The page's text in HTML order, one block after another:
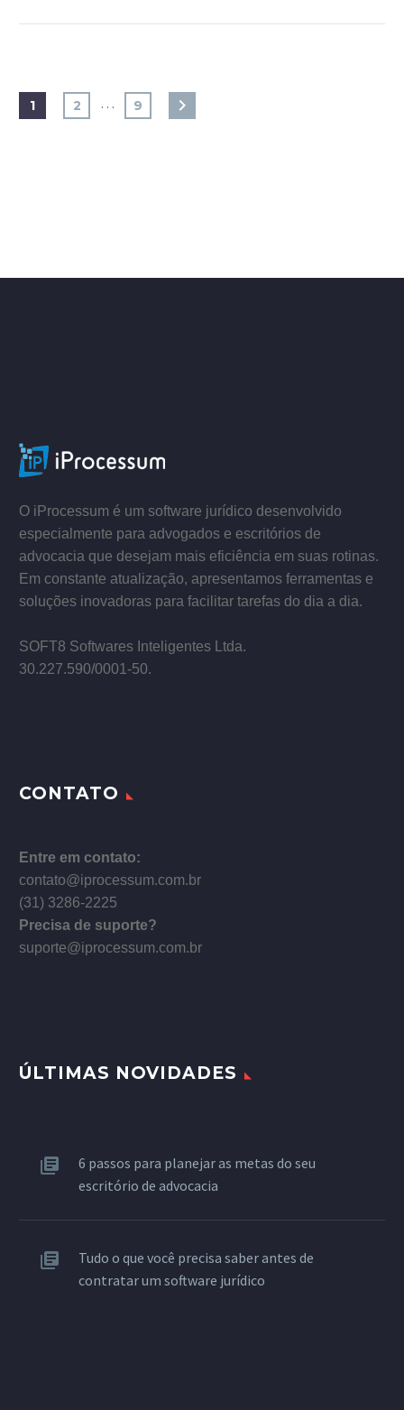
1 2 … 9
O iProcessum é um software jurídico desenvolvido
especialmente para advogados e escritórios de
advocacia que desejam mais eficiência em suas rotinas.
Em constante atualização, apresentamos ferramentas e
soluções inovadoras para facilitar tarefas do dia a dia.
SOFT8 Softwares Inteligentes Ltda.
30.227.590/0001­-50.
CONTATO
Entre em contato:
contato@iprocessum.com.br
(31) 3286-2225
Precisa de suporte?
suporte@iprocessum.com.br
ÚLTIMAS NOVIDADES
6 passos para planejar as metas do seu
escritório de advocacia
Tudo o que você precisa saber antes de
contratar um software jurídico